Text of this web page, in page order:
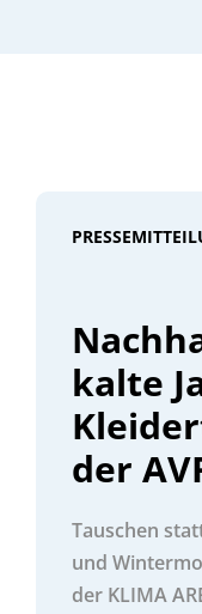
kalte
der
Tauschen
und
der KLIMA